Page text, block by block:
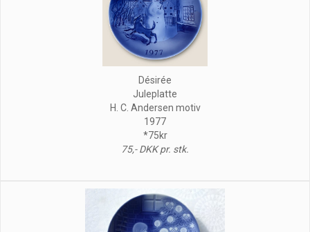
Désirée
Juleplatte
H. C. Andersen motiv
1977
*75kr
75,- DKK pr. stk.